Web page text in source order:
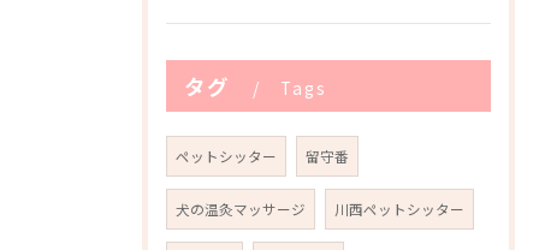
タグ Tags
ペットシッター 留守番
犬の温灸マッサージ 川西ペットシッター